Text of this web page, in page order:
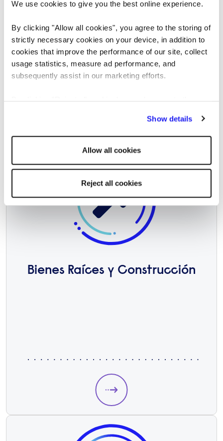
We use cookies to give you the best online experience.
By clicking "Allow all cookies", you agree to the storing of
strictly necessary cookies on your device, in addition to
cookies that improve the performance of our site, collect
usage statistics, measure ad performance, and
subsequently assist in our marketing efforts.
Show details
Allow all cookies
Reject all cookies
Minería y Energía
Bienes Raíces y Construcción